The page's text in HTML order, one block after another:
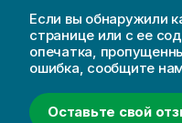
Если вы обнаружили
странице или с ее
опечатка,
ошибка, сообщите
Оставьте свой